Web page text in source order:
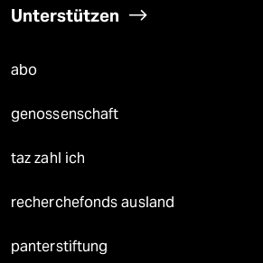
Unterstützen
abo
genossenschaft
taz zahl ich
recherchefonds ausland
panterstiftung